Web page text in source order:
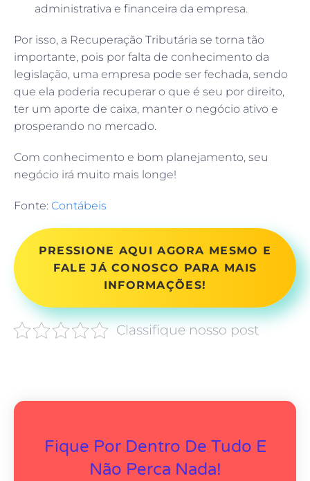
administrativa e financeira da empresa.
Por isso, a Recuperação Tributária se torna tão
importante, pois por falta de conhecimento da
legislação, uma empresa pode ser fechada, sendo
que ela poderia recuperar o que é seu por direito,
ter um aporte de caixa, manter o negócio ativo e
prosperando no mercado.
Com conhecimento e bom planejamento, seu
negócio irá muito mais longe!
Fonte: Contábeis
PRESSIONE AQUI AGORA MESMO E
FALE JÁ CONOSCO PARA MAIS
INFORMAÇÕES!
Classifique nosso post
Fique Por Dentro De Tudo E
Não Perca Nada!